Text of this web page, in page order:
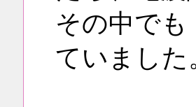
その中でも
ていました